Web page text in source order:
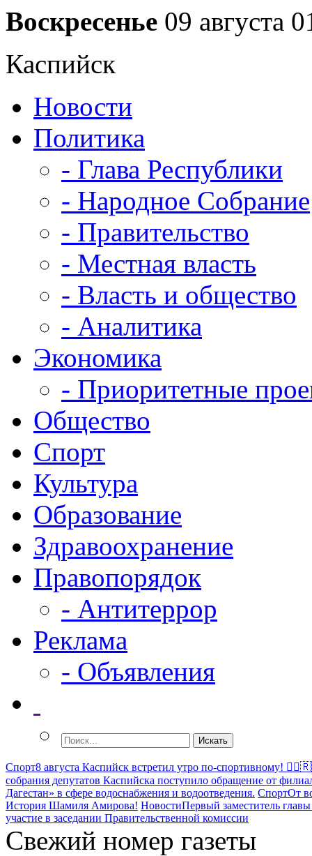
Воскресенье 09 августа
Каспийск
Новости
Политика
- Глава Республики
- Народное Собрание
- Правительство
- Местная власть
- Власть и общество
- Аналитика
Экономика
- Приоритетные
Общество
Спорт
Культура
Образование
Здравоохранение
Правопорядок
- Антитеррор
Реклама
- Объявления
Спорт8 августа Каспийск встретил утро по-спортивному!
собрания депутатов Каспийска поступило обращение от
Дагестан» в сфере водоснабжения и водоотведения. СпортОт
История Шамиля Амирова! НовостиПервый заместитель
участие в заседании Правительственной комиссии
Свежий номер газеты